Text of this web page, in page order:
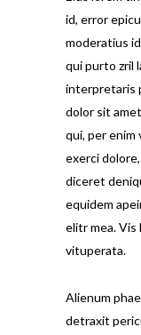
id, error
moderatius
qui purto zril
interpretaris
dolor sit
qui, per enim
exerci
diceret
equidem
elitr mea. Vis
vituperata.
Alienum
detraxit